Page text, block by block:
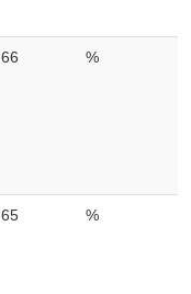
66 %
65 %